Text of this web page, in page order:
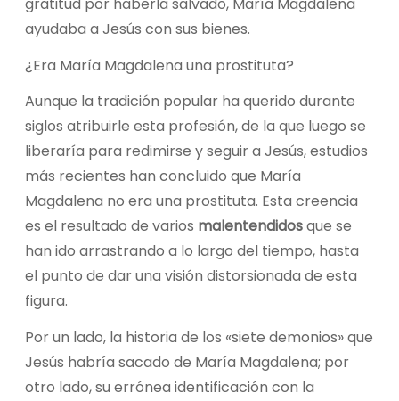
ayudaba a Jesús con sus bienes.
¿Era María Magdalena una prostituta?
Aunque la tradición popular ha querido durante
siglos atribuirle esta profesión, de la que luego se
liberaría para redimirse y seguir a Jesús, estudios
más recientes han concluido que María
Magdalena no era una prostituta. Esta creencia
es el resultado de varios malentendidosque se
han ido arrastrando a lo largo del tiempo, hasta
el punto de dar una visión distorsionada de esta
figura.
Por un lado, la historia de los «siete demonios» que
Jesús habría sacado de María Magdalena; por
otro lado, su errónea identificación con la